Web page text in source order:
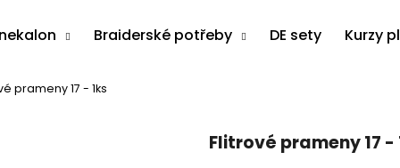
Braiderské potřeby DE sety Kurzy
prameny 17 - 1ks
Flitrové prameny 17 -
Co potřebujete najít?